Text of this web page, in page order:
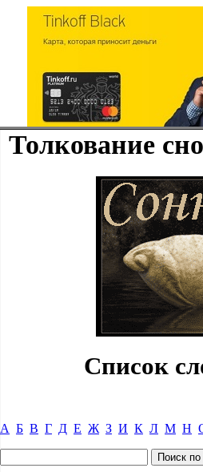
Толкование
Список
А Б В Г Д Е Ж З И К Л М Н